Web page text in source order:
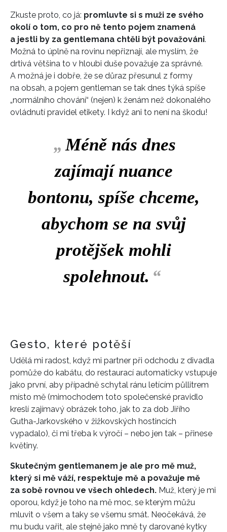
INFORMACE
REDAKCE
Zkuste proto, co já: promluvte si s muži ze svého
okolí o tom, co pro ně tento pojem znamená
a jestli by za gentlemana chtěli být považováni.
Možná to úplně na rovinu nepřiznají, ale myslím, že
drtivá většina to v hloubi duše považuje za správné.
A možná je i dobře, že se důraz přesunul z formy
na obsah, a pojem gentleman se tak dnes týká spíše
„normálního chování“ (nejen) k ženám než dokonalého
ovládnutí pravidel etikety. I když ani to není na škodu!
„ Méně nás dnes
zajímají nuance
bontonu, spíše chceme,
abychom se na svůj
protějšek mohli
spolehnout. “
Gesto, které potěší
Udělá mi radost, když mi partner při odchodu z divadla
pomůže do kabátu, do restaurací automaticky vstupuje
jako první, aby případně schytal ránu letícím půllitrem
místo mě (mimochodem toto společenské pravidlo
kreslí zajímavý obrázek toho, jak to za dob Jiřího
Gutha-Jarkovského v žižkovských hostincích
vypadalo), či mi třeba k výročí – nebo jen tak – přinese
květiny.
Skutečným gentlemanem je ale pro mě muž,
který si mě váží, respektuje mě a považuje mě
za sobě rovnou ve všech ohledech. Muž, který je mi
oporou, když je toho na mě moc, se kterým můžu
mluvit o všem a taky se všemu smát. Neočekává, že
mu budu vařit, ale stejně jako mně ty darované kytky